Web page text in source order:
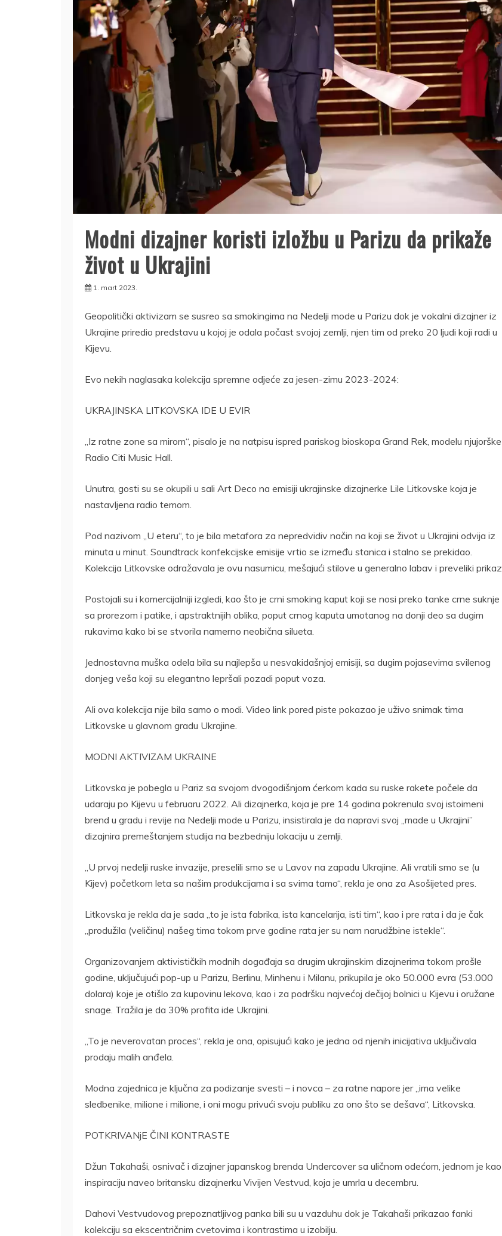
Modni dizajner koristi izložbu u Parizu da prikaže
život u Ukrajini
1. mart 2023.
Geopolitički aktivizam se susreo sa smokingima na Nedelji mode u Parizu dok je vokalni dizajner iz
Ukrajine priredio predstavu u kojoj je odala počast svojoj zemlji, njen tim od preko 20 ljudi koji radi u
Kijevu.
Evo nekih naglasaka kolekcija spremne odjeće za jesen-zimu 2023-2024:
UKRAJINSKA LITKOVSKA IDE U EVIR
„Iz ratne zone sa mirom“, pisalo je na natpisu ispred pariskog bioskopa Grand Rek, modelu njujorške
Radio Citi Music Hall.
Unutra, gosti su se okupili u sali Art Deco na emisiji ukrajinske dizajnerke Lile Litkovske koja je
nastavljena radio temom.
Pod nazivom „U eteru“, to je bila metafora za nepredvidiv način na koji se život u Ukrajini odvija iz
minuta u minut. Soundtrack konfekcijske emisije vrtio se između stanica i stalno se prekidao.
Kolekcija Litkovske odražavala je ovu nasumicu, mešajući stilove u generalno labav i preveliki prikaz.
Postojali su i komercijalniji izgledi, kao što je crni smoking kaput koji se nosi preko tanke crne suknje
sa prorezom i patike, i apstraktnijih oblika, poput crnog kaputa umotanog na donji deo sa dugim
rukavima kako bi se stvorila namerno neobična silueta.
Jednostavna muška odela bila su najlepša u nesvakidašnjoj emisiji, sa dugim pojasevima svilenog
donjeg veša koji su elegantno lepršali pozadi poput voza.
Ali ova kolekcija nije bila samo o modi. Video link pored piste pokazao je uživo snimak tima
Litkovske u glavnom gradu Ukrajine.
MODNI AKTIVIZAM UKRAINE
Litkovska je pobegla u Pariz sa svojom dvogodišnjom ćerkom kada su ruske rakete počele da
udaraju po Kijevu u februaru 2022. Ali dizajnerka, koja je pre 14 godina pokrenula svoj istoimeni
brend u gradu i revije na Nedelji mode u Parizu, insistirala je da napravi svoj „made u Ukrajini”
dizajnira premeštanjem studija na bezbedniju lokaciju u zemlji.
„U prvoj nedelji ruske invazije, preselili smo se u Lavov na zapadu Ukrajine. Ali vratili smo se (u
Kijev) početkom leta sa našim produkcijama i sa svima tamo“, rekla je ona za Asošijeted pres.
Litkovska je rekla da je sada „to je ista fabrika, ista kancelarija, isti tim“, kao i pre rata i da je čak
„produžila (veličinu) našeg tima tokom prve godine rata jer su nam narudžbine istekle“.
Organizovanjem aktivističkih modnih događaja sa drugim ukrajinskim dizajnerima tokom prošle
godine, uključujući pop-up u Parizu, Berlinu, Minhenu i Milanu, prikupila je oko 50.000 evra (53.000
dolara) koje je otišlo za kupovinu lekova, kao i za podršku najvećoj dečijoj bolnici u Kijevu i oružane
snage. Tražila je da 30% profita ide Ukrajini.
„To je neverovatan proces“, rekla je ona, opisujući kako je jedna od njenih inicijativa uključivala
prodaju malih anđela.
Modna zajednica je ključna za podizanje svesti – i novca – za ratne napore jer „ima velike
sledbenike, milione i milione, i oni mogu privući svoju publiku za ono što se dešava“, Litkovska.
POTKRIVANjE ČINI KONTRASTE
Džun Takahaši, osnivač i dizajner japanskog brenda Undercover sa uličnom odećom, jednom je kao
inspiraciju naveo britansku dizajnerku Vivijen Vestvud, koja je umrla u decembru.
Dahovi Vestvudovog prepoznatljivog panka bili su u vazduhu dok je Takahaši prikazao fanki
kolekciju sa ekscentričnim cvetovima i kontrastima u izobilju.